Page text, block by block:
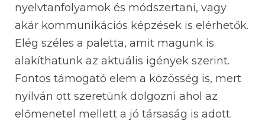
nyelvtanfolyamok és módszertani, vagy
akár kommunikációs képzések is elérhetők.
Elég széles a paletta, amit magunk is
alakíthatunk az aktuális igények szerint.
Fontos támogató elem a közösség is, mert
nyilván ott szeretünk dolgozni ahol az
előmenetel mellett a jó társaság is adott.